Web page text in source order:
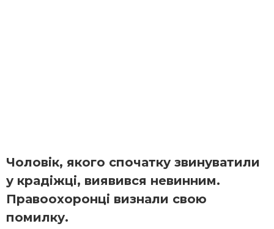
Чоловік, якого спочатку звинуватили
у крадіжці, виявився невинним.
Правоохоронці визнали свою
помилку.